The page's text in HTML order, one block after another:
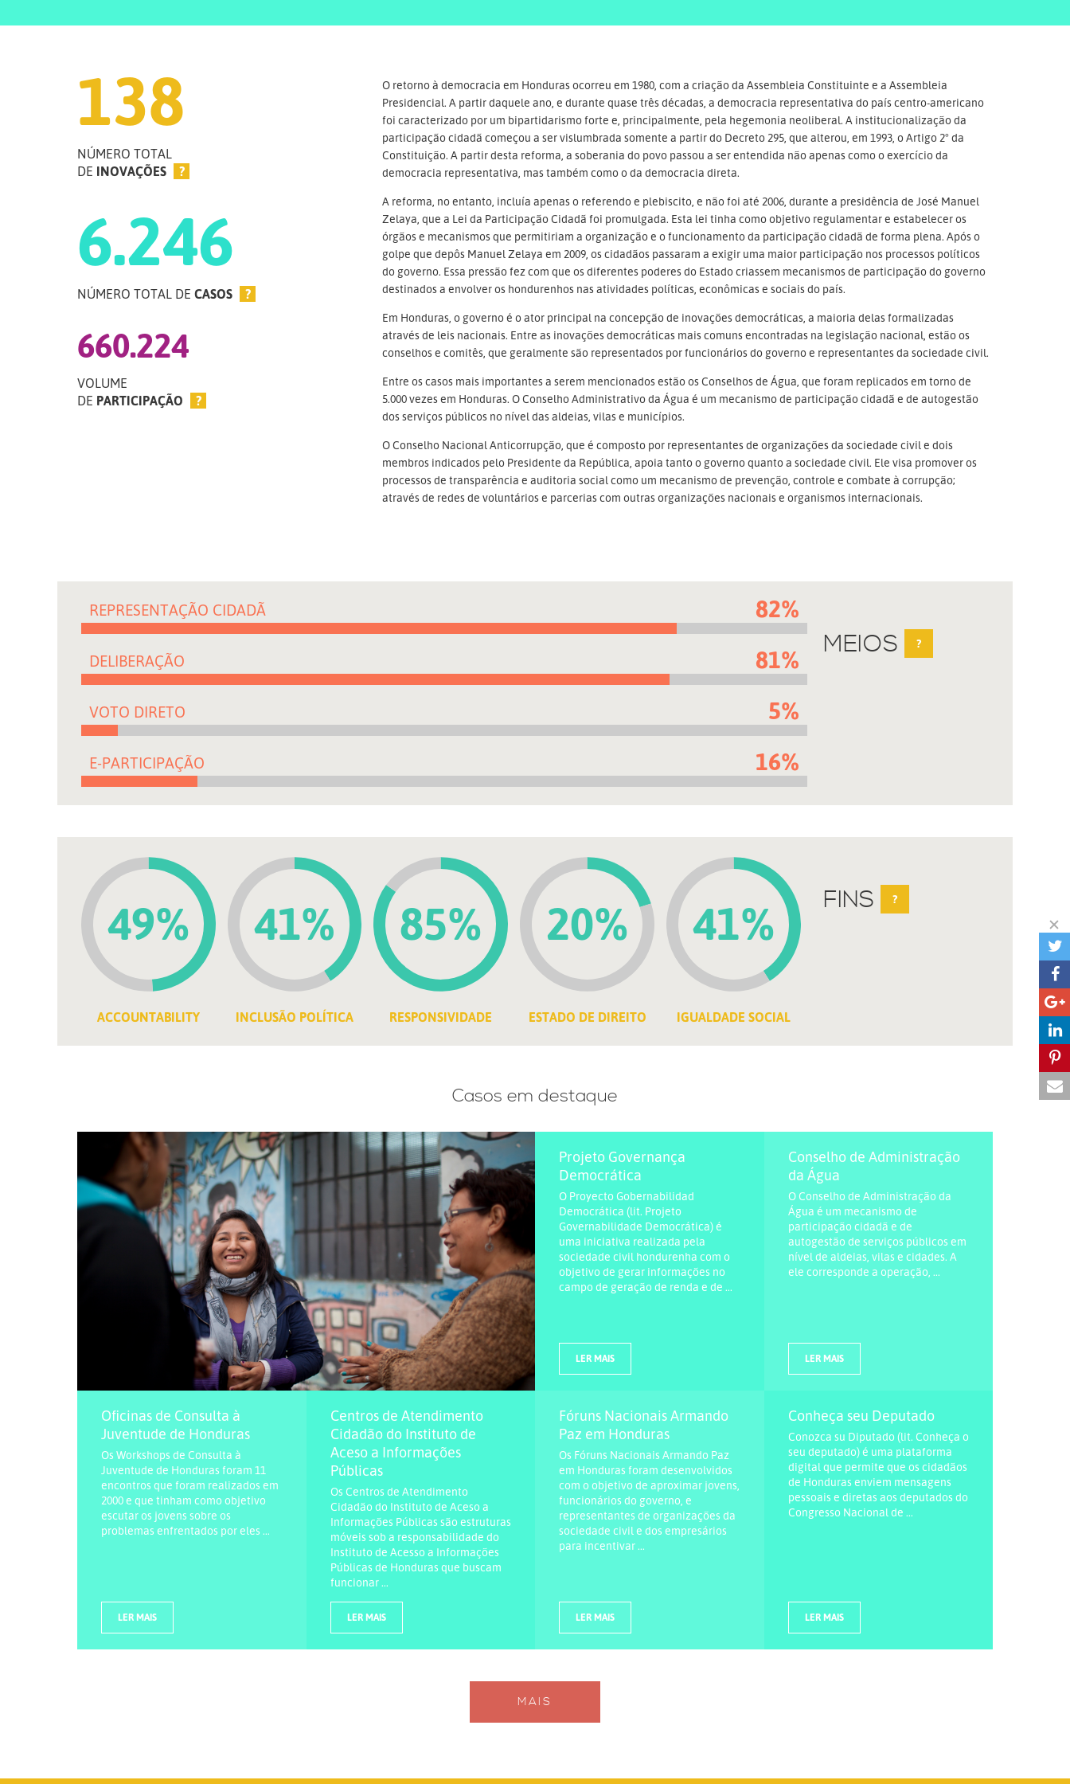
138
NÚMERO TOTAL
DE INOVAÇÕES ?
6.246
NÚMERO TOTAL DE CASOS ?
660.224
VOLUME
DE PARTICIPAÇÃO ?
O retorno à democracia em Honduras ocorreu em 1980, com a criação da Assembleia Constituinte e a Assembleia
Presidencial. A partir daquele ano, e durante quase três décadas, a democracia representativa do país centro-americano
foi caracterizado por um bipartidarismo forte e, principalmente, pela hegemonia neoliberal. A institucionalização da
participação cidadã começou a ser vislumbrada somente a partir do Decreto 295, que alterou, em 1993, o Artigo 2° da
Constituição. A partir desta reforma, a soberania do povo passou a ser entendida não apenas como o exercício da
democracia representativa, mas também como o da democracia direta.
A reforma, no entanto, incluía apenas o referendo e plebiscito, e não foi até 2006, durante a presidência de José Manuel
Zelaya, que a Lei da Participação Cidadã foi promulgada. Esta lei tinha como objetivo regulamentar e estabelecer os
órgãos e mecanismos que permitiriam a organização e o funcionamento da participação cidadã de forma plena. Após o
golpe que depôs Manuel Zelaya em 2009, os cidadãos passaram a exigir uma maior participação nos processos políticos
do governo. Essa pressão fez com que os diferentes poderes do Estado criassem mecanismos de participação do governo
destinados a envolver os hondurenhos nas atividades políticas, econômicas e sociais do país.
Em Honduras, o governo é o ator principal na concepção de inovações democráticas, a maioria delas formalizadas
através de leis nacionais. Entre as inovações democráticas mais comuns encontradas na legislação nacional, estão os
conselhos e comitês, que geralmente são representados por funcionários do governo e representantes da sociedade civil.
Entre os casos mais importantes a serem mencionados estão os Conselhos de Água, que foram replicados em torno de
5.000 vezes em Honduras. O Conselho Administrativo da Água é um mecanismo de participação cidadã e de autogestão
dos serviços públicos no nível das aldeias, vilas e municípios.
O Conselho Nacional Anticorrupção, que é composto por representantes de organizações da sociedade civil e dois
membros indicados pelo Presidente da República, apoia tanto o governo quanto a sociedade civil. Ele visa promover os
processos de transparência e auditoria social como um mecanismo de prevenção, controle e combate à corrupção;
através de redes de voluntários e parcerias com outras organizações nacionais e organismos internacionais.
REPRESENTAÇÃO CIDADÃ 82%
DELIBERAÇÃO 81%
VOTO DIRETO 5%
E-PARTICIPAÇÃO 16%
MEIOS ?
49%
ACCOUNTABILITY
41%
INCLUSÃO POLÍTICA
85%
RESPONSIVIDADE
20%
ESTADO DE DIREITO
41%
IGUALDADE SOCIAL
FINS ?
Casos em destaque
Projeto Governança
Democrática
O Proyecto Gobernabilidad
Democrática (lit. Projeto
Governabilidade Democrática) é
uma iniciativa realizada pela
sociedade civil hondurenha com o
objetivo de gerar informações no
campo de geração de renda e de ...
LER MAIS
Conselho de Administração
da Água
O Conselho de Administração da
Água é um mecanismo de
participação cidadã e de
autogestão de serviços públicos em
nível de aldeias, vilas e cidades. A
ele corresponde a operação, ...
LER MAIS
Oficinas de Consulta à
Juventude de Honduras
Os Workshops de Consulta à
Juventude de Honduras foram 11
encontros que foram realizados em
2000 e que tinham como objetivo
escutar os jovens sobre os
problemas enfrentados por eles ...
LER MAIS
Centros de Atendimento
Cidadão do Instituto de
Aceso a Informações
Públicas
Os Centros de Atendimento
Cidadão do Instituto de Aceso a
Informações Públicas são estruturas
móveis sob a responsabilidade do
Instituto de Acesso a Informações
Públicas de Honduras que buscam
funcionar ...
LER MAIS
Fóruns Nacionais Armando
Paz em Honduras
Os Fóruns Nacionais Armando Paz
em Honduras foram desenvolvidos
com o objetivo de aproximar jovens,
funcionários do governo, e
representantes de organizações da
sociedade civil e dos empresários
para incentivar ...
LER MAIS
Conheça seu Deputado
Conozca su Diputado (lit. Conheça o
seu deputado) é uma plataforma
digital que permite que os cidadãos
de Honduras enviem mensagens
pessoais e diretas aos deputados do
Congresso Nacional de ...
LER MAIS
MAIS